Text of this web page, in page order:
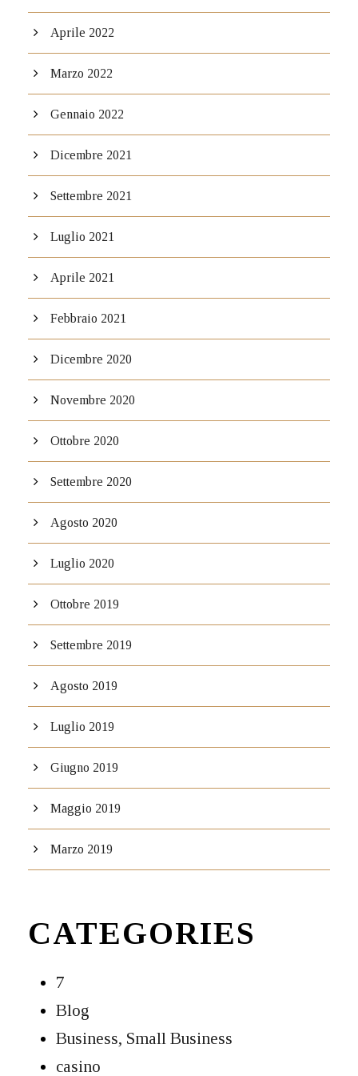
Aprile 2022
Marzo 2022
Gennaio 2022
Dicembre 2021
Settembre 2021
Luglio 2021
Aprile 2021
Febbraio 2021
Dicembre 2020
Novembre 2020
Ottobre 2020
Settembre 2020
Agosto 2020
Luglio 2020
Ottobre 2019
Settembre 2019
Agosto 2019
Luglio 2019
Giugno 2019
Maggio 2019
Marzo 2019
CATEGORIES
7
Blog
Business, Small Business
casino